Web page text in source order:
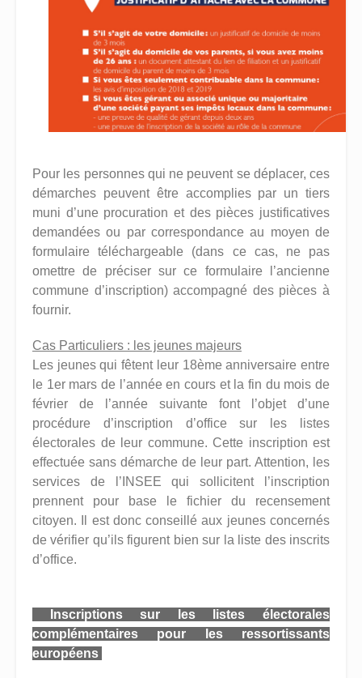
Pour les personnes qui ne peuvent se déplacer, ces
démarches peuvent être accomplies par un tiers
muni d’une procuration et des pièces justificatives
demandées ou par correspondance au moyen de
formulaire téléchargeable (dans ce cas, ne pas
omettre de préciser sur ce formulaire l’ancienne
commune d’inscription) accompagné des pièces à
fournir.
Cas Particuliers : les jeunes majeurs
Les jeunes qui fêtent leur 18ème anniversaire entre
le 1er mars de l’année en cours et la fin du mois de
février de l’année suivante font l’objet d’une
procédure d’inscription d’office sur les listes
électorales de leur commune. Cette inscription est
effectuée sans démarche de leur part. Attention, les
services de l’INSEE qui sollicitent l’inscription
prennent pour base le fichier du recensement
citoyen. Il est donc conseillé aux jeunes concernés
de vérifier qu’ils figurent bien sur la liste des inscrits
d’office.
Inscriptions sur les listes électorales
complémentaires pour les ressortissants
européens